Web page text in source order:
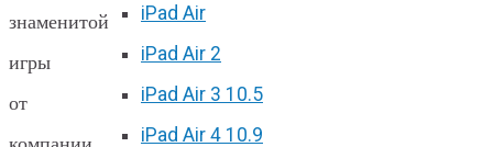
iPad Air
iPad Air 2
iPad Air 3 10.5
iPad Air 4 10.9
знаменитой
игры
от